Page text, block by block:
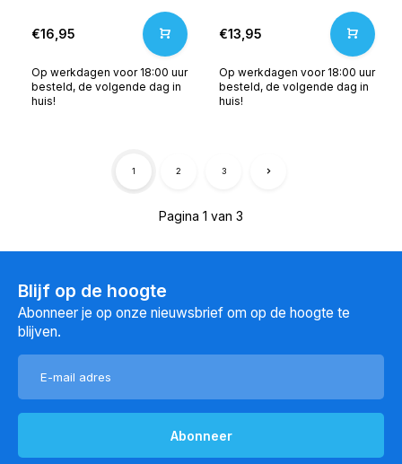
€16,95
Op werkdagen voor 18:00 uur
besteld, de volgende dag in
huis!
€13,95
Op werkdagen voor 18:00 uur
besteld, de volgende dag in
huis!
Pagina 1 van 3
1 2 3
Blijf op de hoogte
Abonneer je op onze nieuwsbrief om op de hoogte te
blijven.
Abonneer